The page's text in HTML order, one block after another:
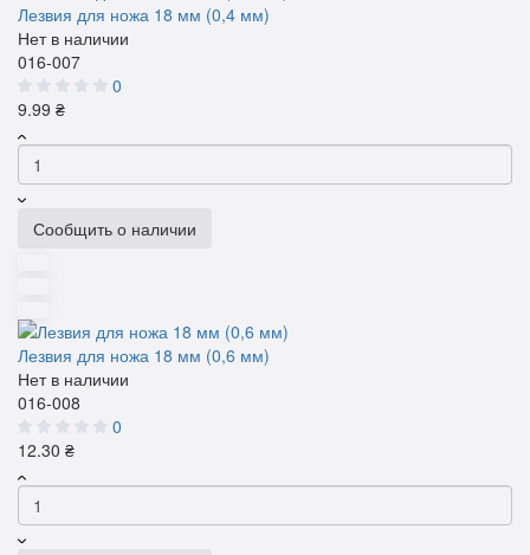
Лезвия для ножа 18 мм (0,4 мм)
Нет в наличии
016-007
0
9.99 ₴
Сообщить о наличии
Лезвия для ножа 18 мм (0,6 мм)
Нет в наличии
016-008
0
12.30 ₴